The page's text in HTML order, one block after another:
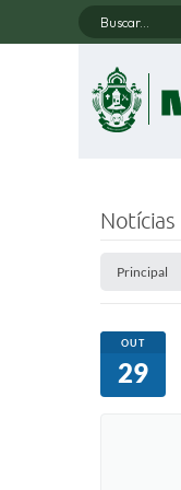
Buscar...
Notícias
Principal
OUT
29